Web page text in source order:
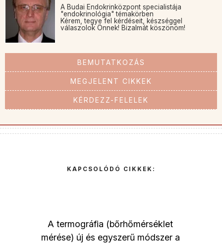
A Budai Endokrinközpont specialistája
"endokrinológia" témakörben
Kérem, tegye fel kérdéseit, készséggel
válaszolok Önnek! Bizalmát köszönöm!
BEMUTATKOZÁS
MEGJELENT CIKKEK
KÉRDEZZ-FELELEK
KAPCSOLÓDÓ CIKKEK:
A termográfia (bőrhőmérséklet
mérése) új és egyszerű módszer a